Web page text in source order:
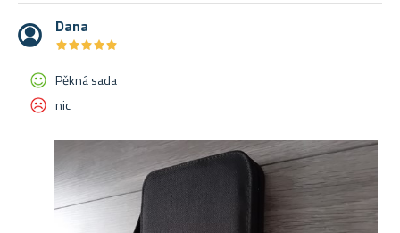
Dana
★★★★★
★★★★★
Pěkná sada
nic